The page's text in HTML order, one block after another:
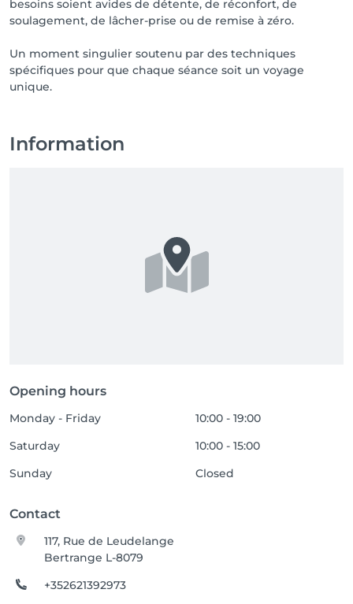
besoins soient avides de détente, de réconfort, de
soulagement, de lâcher-prise ou de remise à zéro.
Un moment singulier soutenu par des techniques
spécifiques pour que chaque séance soit un voyage
unique.
Information
Opening hours
Monday - Friday
10:00 - 19:00
Saturday
10:00 - 15:00
Sunday
Closed
Contact
117, Rue de Leudelange
Bertrange L-8079
+352621392973